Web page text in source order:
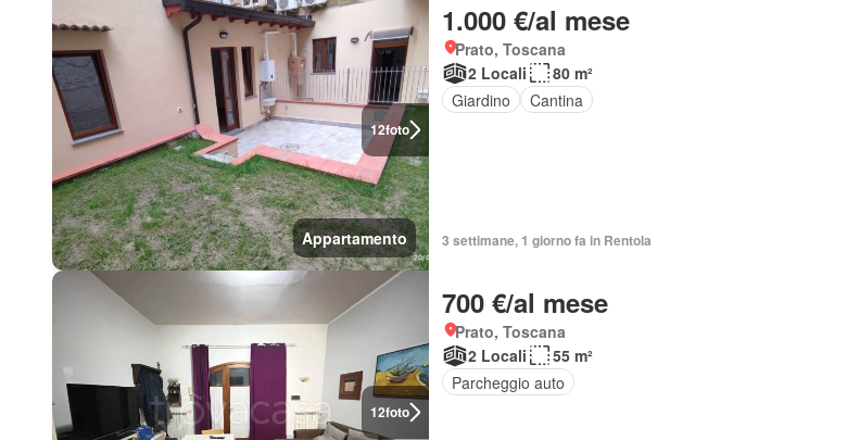
12foto
Appartamento
1.000 €/al mese
Prato, Toscana
2 Locali
80 m²
Giardino
Cantina
3 settimane, 1 giorno fa in Rentola
12foto
700 €/al mese
Prato, Toscana
2 Locali
55 m²
Parcheggio auto